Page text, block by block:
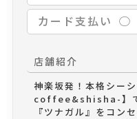
カード支払い ◯
店舗紹介
神楽坂発！本格シー
coffee&shisha-】で
『ツナガル』をコン